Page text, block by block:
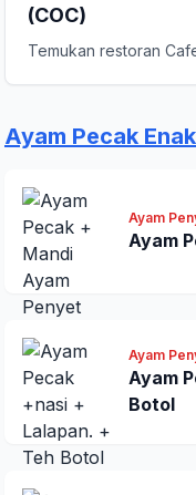
(COC)
Temukan restoran
Ayam Pecak
Ayam
Ayam
Ayam
Ayam
Botol
Komentar Anda